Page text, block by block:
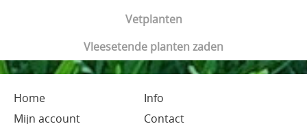
Vetplanten
Vleesetende planten zaden
Home
Info
Mijn account
Contact